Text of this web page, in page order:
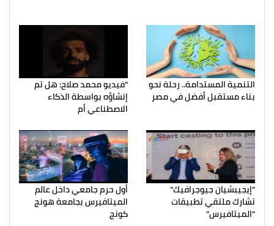
التنمية المستدامة.. رحلة نحو
بناء مستقبل أفضل في مصر
"فيديو محمد صلاح: هل تم
إنشاؤه بواسطة الذكاء
الاصطناعي أم
"إيجيبشيان جيوجرافيك"
تشارك ملتقي تطبيقات
"الميتافيرس"
أول حرم جامعي داخل عالم
الميتافيرس بجامعة هونج
كونج